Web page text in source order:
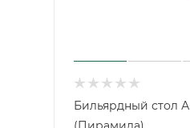
Бильярдный стол